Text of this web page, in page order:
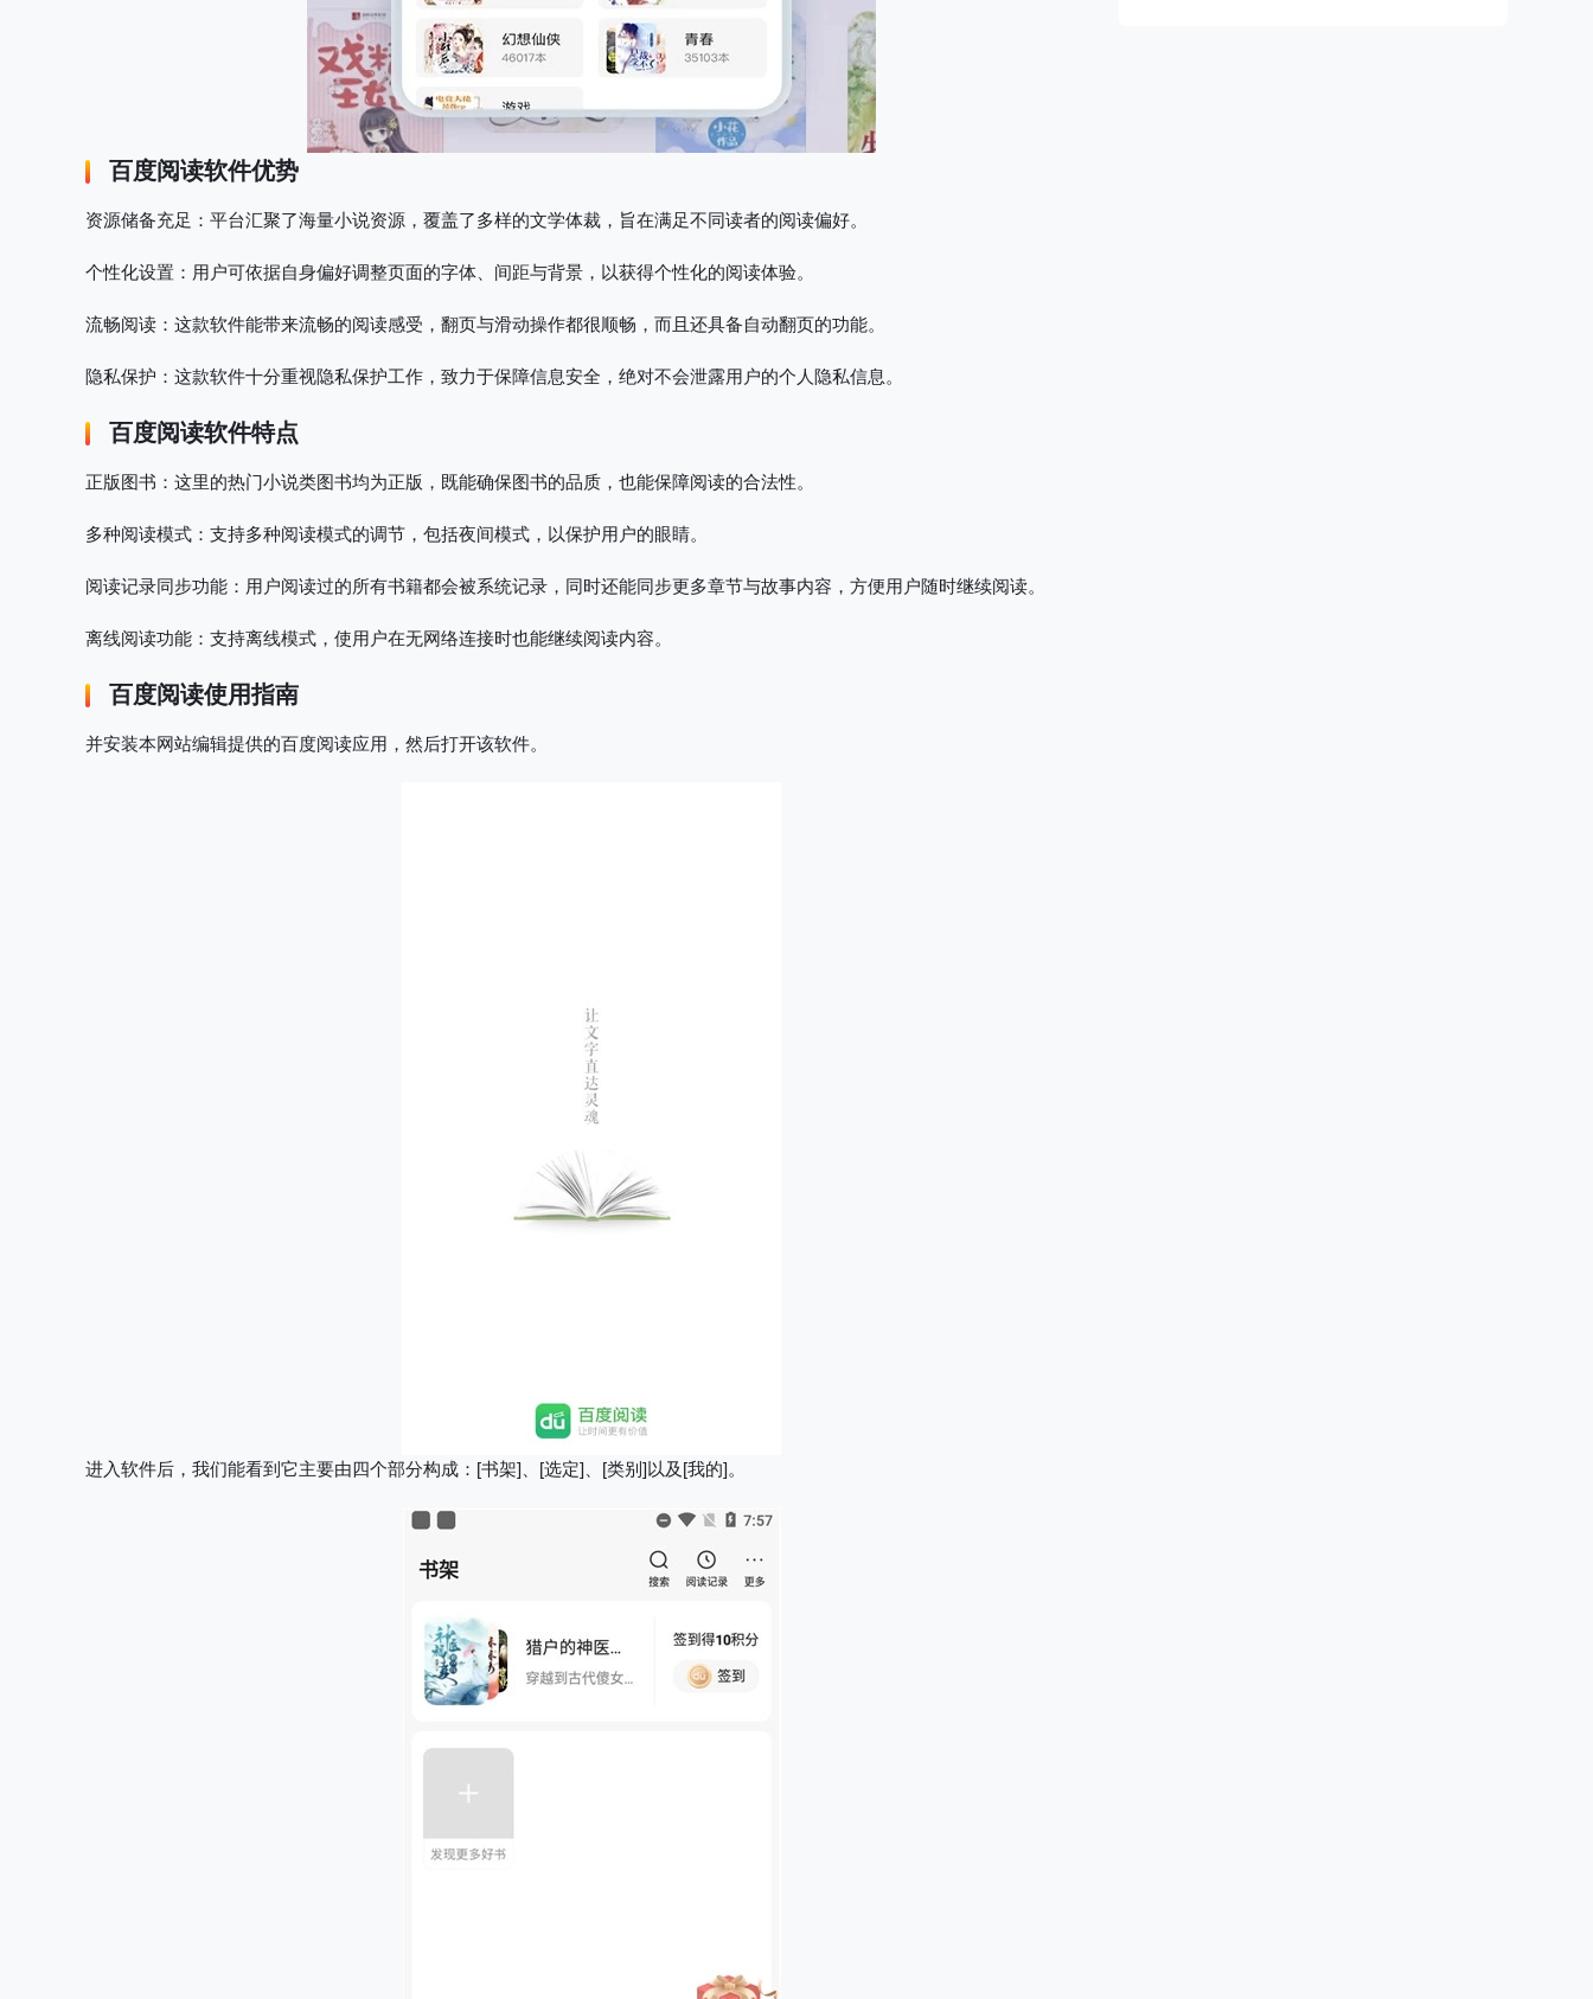
百度阅读软件优势
资源储备充足 ：平台汇聚了海量小说资源，覆盖了多样的文学体裁，旨在满足不同读者的阅读偏好。
个性化设置 ：用户可依据自身偏好调整页面的字体、间距与背景，以获得个性化的阅读体验。
流畅阅读 ：这款软件能带来流畅的阅读感受，翻页与滑动操作都很顺畅，而且还具备自动翻页的功能。
隐私保护 ：这款软件十分重视隐私保护工作，致力于保障信息安全，绝对不会泄露用户的个人隐私信息。
百度阅读软件特点
正版图书 ：这里的热门小说类图书均为正版，既能确保图书的品质，也能保障阅读的合法性。
多种阅读模式 ：支持多种阅读模式的调节，包括夜间模式，以保护用户的眼睛。
阅读记录同步功能 ：用户阅读过的所有书籍都会被系统记录，同时还能同步更多章节与故事内容，方便用户随时继续阅读。
离线阅读功能 ：支持离线模式，使用户在无网络连接时也能继续阅读内容。
百度阅读使用指南
并安装本网站编辑提供的百度阅读应用，然后打开该软件。
进入软件后，我们能看到它主要由四个部分构成 ：[书架]、[选定]、[类别]以及[我的]。